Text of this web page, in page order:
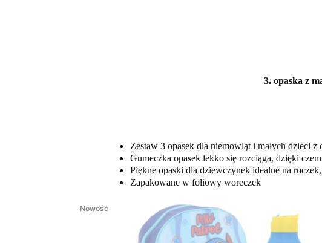
3. opaska z
Zestaw 3 opasek dla niemowląt i małych dzieci
Gumeczka opasek lekko się rozciąga, dzięki
Piękne opaski dla dziewczynek idealne na
Zapakowane w foliowy woreczek
Nowość